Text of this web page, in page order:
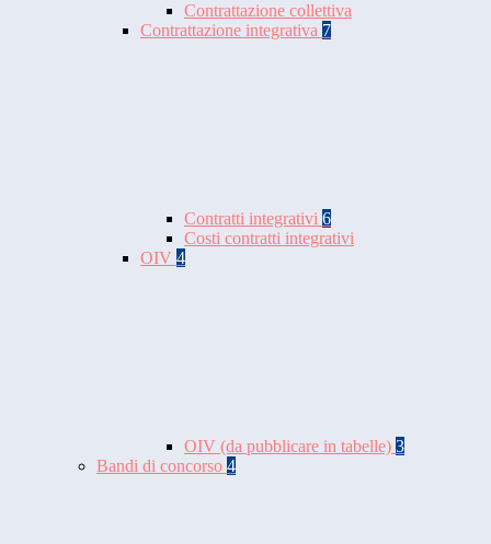
Contrattazione collettiva
Contrattazione integrativa 7
Contratti integrativi 6
Costi contratti integrativi
OIV 4
OIV (da pubblicare in tabelle) 3
Bandi di concorso 4